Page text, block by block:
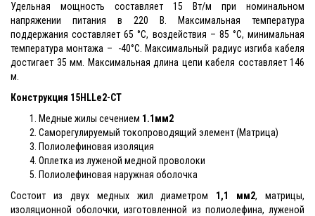
Удельная мощность составляет 15 Вт/м при номинальном
напряжении питания в 220 В. Максимальная температура
поддержания составляет 65 °С, воздействия – 85 °С, минимальная
температура монтажа – -40°С. Максимальный радиус изгиба кабеля
достигает 35 мм. Максимальная длина цепи кабеля составляет 146
м.
Конструкция 15HLLe2-CT
Медные жилы сечением 1.1мм2
Саморегулируемый токопроводящий элемент (Матрица)
Полиолефиновая изоляция
Оплетка из луженой медной проволоки
Полиолефиновая наружная оболочка
Состоит из двух медных жил диаметром 1,1 мм2, матрицы,
изоляционной оболочки, изготовленной из полиолефина, луженой